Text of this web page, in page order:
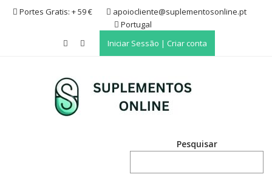
Skip Portes Gratis: + 59 €
apoiocliente@suplementosonline.pt
Portugal
Iniciar Sessão | Criar conta
Pesquisar